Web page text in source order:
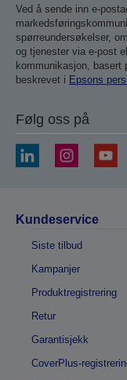
Ved å sende inn e-
spørreundersøkelser,
og tjenester via e-post
kommunikasjon, basert
beskrevet i Epsons
Følg oss på
Kundeservice
Siste tilbud
Kampanjer
Produktregistrering
Retur
Garantisjekk
CoverPlus-